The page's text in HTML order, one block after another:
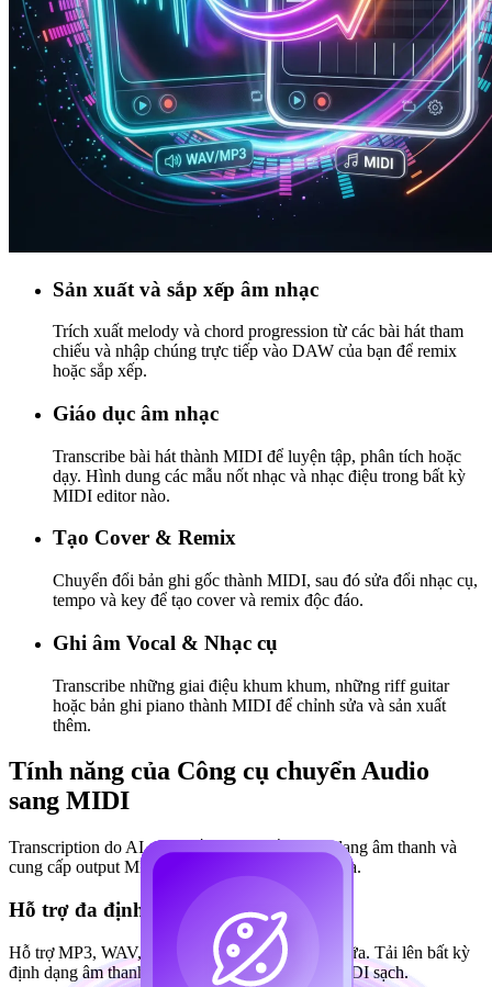
Sản xuất và sắp xếp âm nhạc
Trích xuất melody và chord progression từ các bài hát tham
chiếu và nhập chúng trực tiếp vào DAW của bạn để remix
hoặc sắp xếp.
Giáo dục âm nhạc
Transcribe bài hát thành MIDI để luyện tập, phân tích hoặc
dạy. Hình dung các mẫu nốt nhạc và nhạc điệu trong bất kỳ
MIDI editor nào.
Tạo Cover & Remix
Chuyển đổi bản ghi gốc thành MIDI, sau đó sửa đổi nhạc cụ,
tempo và key để tạo cover và remix độc đáo.
Ghi âm Vocal & Nhạc cụ
Transcribe những giai điệu khum khum, những riff guitar
hoặc bản ghi piano thành MIDI để chỉnh sửa và sản xuất
thêm.
Tính năng của Công cụ chuyển Audio
sang MIDI
Transcription do AI cung cấp xử lý nhiều định dạng âm thanh và
cung cấp output MIDI chính xác, có thể chỉnh sửa.
Hỗ trợ đa định dạng
Hỗ trợ MP3, WAV, OGG, FLAC và nhiều hơn nữa. Tải lên bất kỳ
định dạng âm thanh phổ biến nào và nhận tệp MIDI sạch.